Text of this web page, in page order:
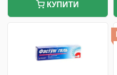
КУПИТИ